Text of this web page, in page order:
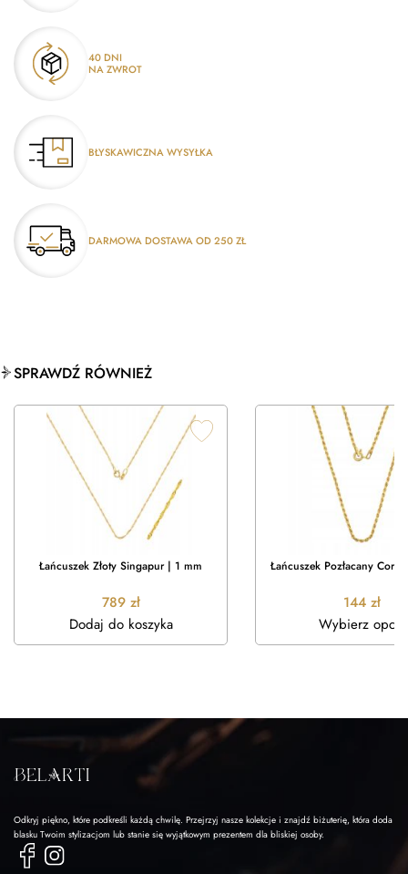
40 DNI
NA ZWROT
BŁYSKAWICZNA WYSYŁKA
DARMOWA DOSTAWA OD 250 ZŁ
SPRAWDŹ RÓWNIEŻ
Łańcuszek Złoty Singapur | 1 mm
789 zł
Dodaj do koszyka
Łańcuszek Pozłacany
144 zł
Wybierz opcje
Odkryj piękno, które podkreśli każdą chwilę. Przejrzyj nasze kolekcje i znajdź biżuterię, która doda
blasku Twoim stylizacjom lub stanie się wyjątkowym prezentem dla bliskiej osoby.